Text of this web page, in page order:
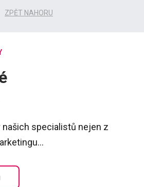
ZPĚT NAHORU
specialistů nejen z